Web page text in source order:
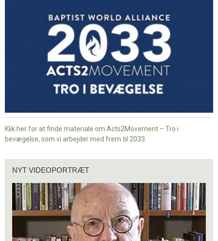
Klik her for at finde materiale om Acts2Movement – Tro i
bevægelse, som vi arbejder med frem til 2033.
videoportræt
NYT VIDEOPORTRÆT